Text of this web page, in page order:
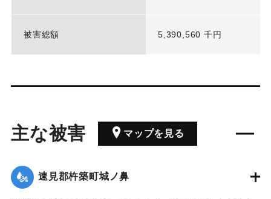
被害総額 5,390,560 千円
主な被害 マップを見る
速見郡杵築町城ノ鼻